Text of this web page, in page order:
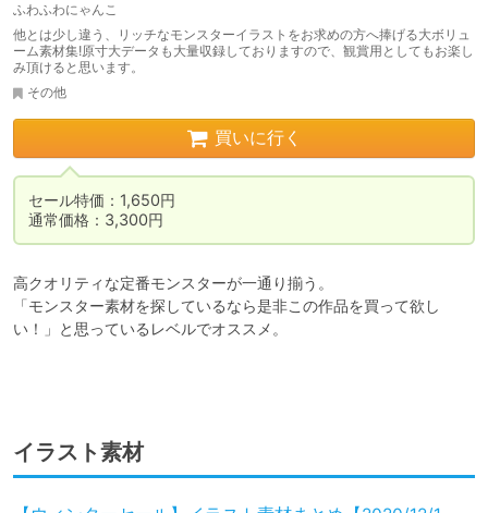
ふわふわにゃんこ
他とは少し違う、リッチなモンスターイラストをお求めの方へ捧げる大ボリュ
ーム素材集!原寸大データも大量収録しておりますので、観賞用としてもお楽し
み頂けると思います。
その他
買いに行く
セール特価：1,650円
通常価格：3,300円
高クオリティな定番モンスターが一通り揃う。
「モンスター素材を探しているなら是非この作品を買って欲し
い！」と思っているレベルでオススメ。
イラスト素材